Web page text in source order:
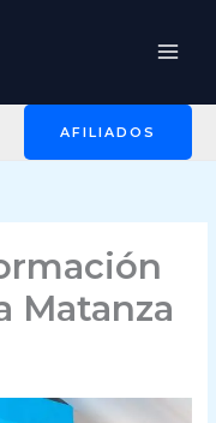
AFILIADOS
Matanza